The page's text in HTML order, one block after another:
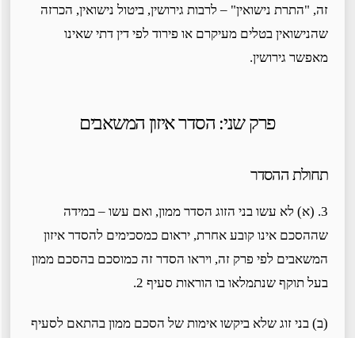
זה, "התרת נישואין" – לרבות גירושין, ביטול נישואין, הכרזה
שהנישואין בטלים מעיקרם או פירוד לפי דין דתי שאינו
מאפשר גירושין.
פרק שני: הסדר איזון המשאבים
תחולת ההסדר
3. (א) לא עשו בני הזוג הסדר ממון, ואם עשו – במידה
שההסכם אינו קובע אחרת, יראום כמסכימים להסדר איזון
המשאבים לפי פרק זה, ויראו הסדר זה כמוסכם בהסכם ממון
בעל תוקף שנתמלאו בו הוראות סעיף 2.
(ב) בני זוג שלא ביקשו אימות של הסכם ממון בהתאם לסעיף